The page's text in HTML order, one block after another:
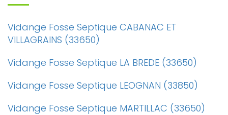
Vidange Fosse Septique CABANAC ET
VILLAGRAINS (33650)
Vidange Fosse Septique LA BREDE (33650)
Vidange Fosse Septique LEOGNAN (33850)
Vidange Fosse Septique MARTILLAC (33650)